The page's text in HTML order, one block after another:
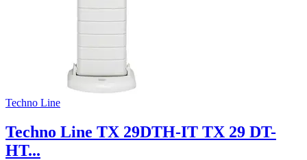
Techno Line
Techno Line TX 29DTH-IT TX 29 DT-
HT...